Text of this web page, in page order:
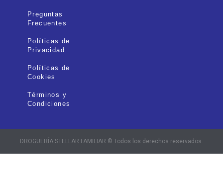
Preguntas
Frecuentes
Políticas de
Privacidad
Políticas de
Cookies
Términos y
Condiciones
DROGUERÍA STELLAR FAMILIAR © Todos los derechos reservados.